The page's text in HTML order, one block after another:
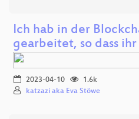
Ich hab in der
gearbeitet, so dass
2023-04-10
1.6k
katzazi aka Eva Stöwe